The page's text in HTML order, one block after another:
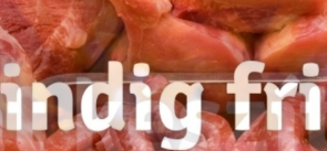
GALÉRIA